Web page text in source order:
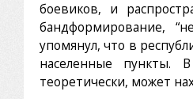
боевиков, и
бандформирование,
упомянул, что в
населенные
теоретически, может